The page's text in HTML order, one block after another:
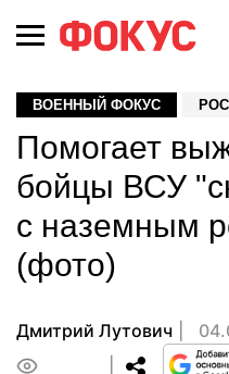
ВОЕННЫЙ ФОКУС
Помогает
бойцы ВСУ
с наземным
(фото)
Дмитрий Лутович